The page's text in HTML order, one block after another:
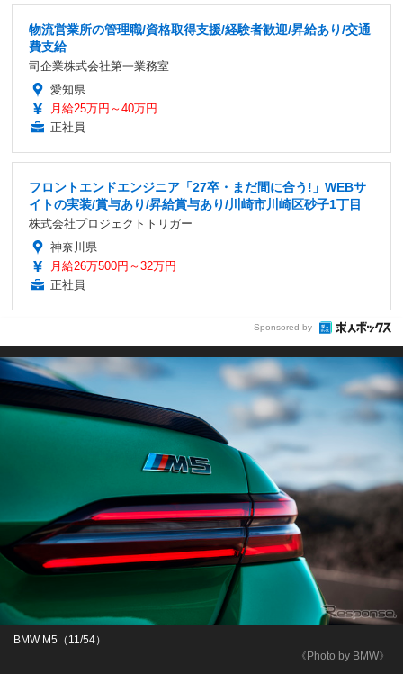
物流営業所の管理職/資格取得支援/経験者歓迎/昇給あり/交通
費支給
司企業株式会社第一業務室
愛知県
月給25万円～40万円
正社員
フロントエンドエンジニア「27卒・まだ間に合う!」WEBサ
イトの実装/賞与あり/昇給賞与あり/川崎市川崎区砂子1丁目
株式会社プロジェクトトリガー
神奈川県
月給26万500円～32万円
正社員
Sponsored by
《Photo by BMW》
BMW M5（11/54）